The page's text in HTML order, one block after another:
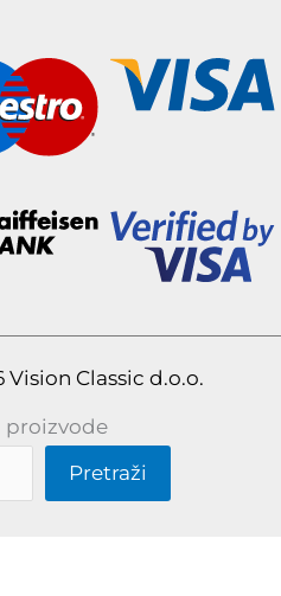
Classic d.o.o.
proizvode
Pretraži